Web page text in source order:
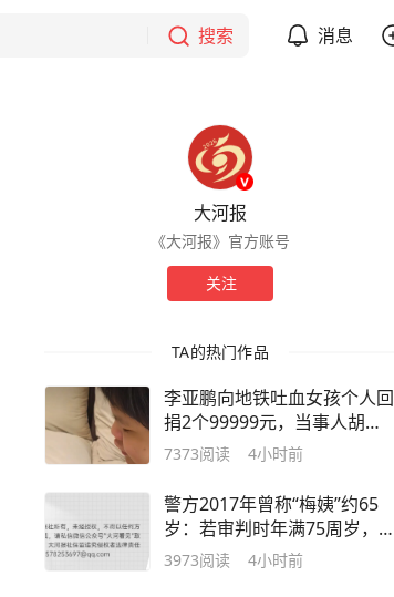
搜索 消息
大河报
《大河报》官方账号
关注
TA的热门作品
李亚鹏向地铁吐血女孩个人回
捐2个99999元，当事人胡心
瑶回应钱款用途，称“对方很
7373阅读 4小时前
警方2017年曾称“梅姨”约65
岁：若审判时年满75周岁，死
刑是否适用？律师解读
3973阅读 4小时前